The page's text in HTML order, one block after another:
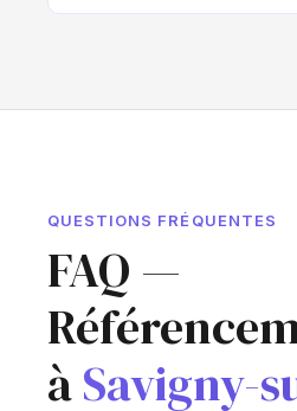
QUESTIONS FRÉQUENTES
FAQ —
àSavigny-